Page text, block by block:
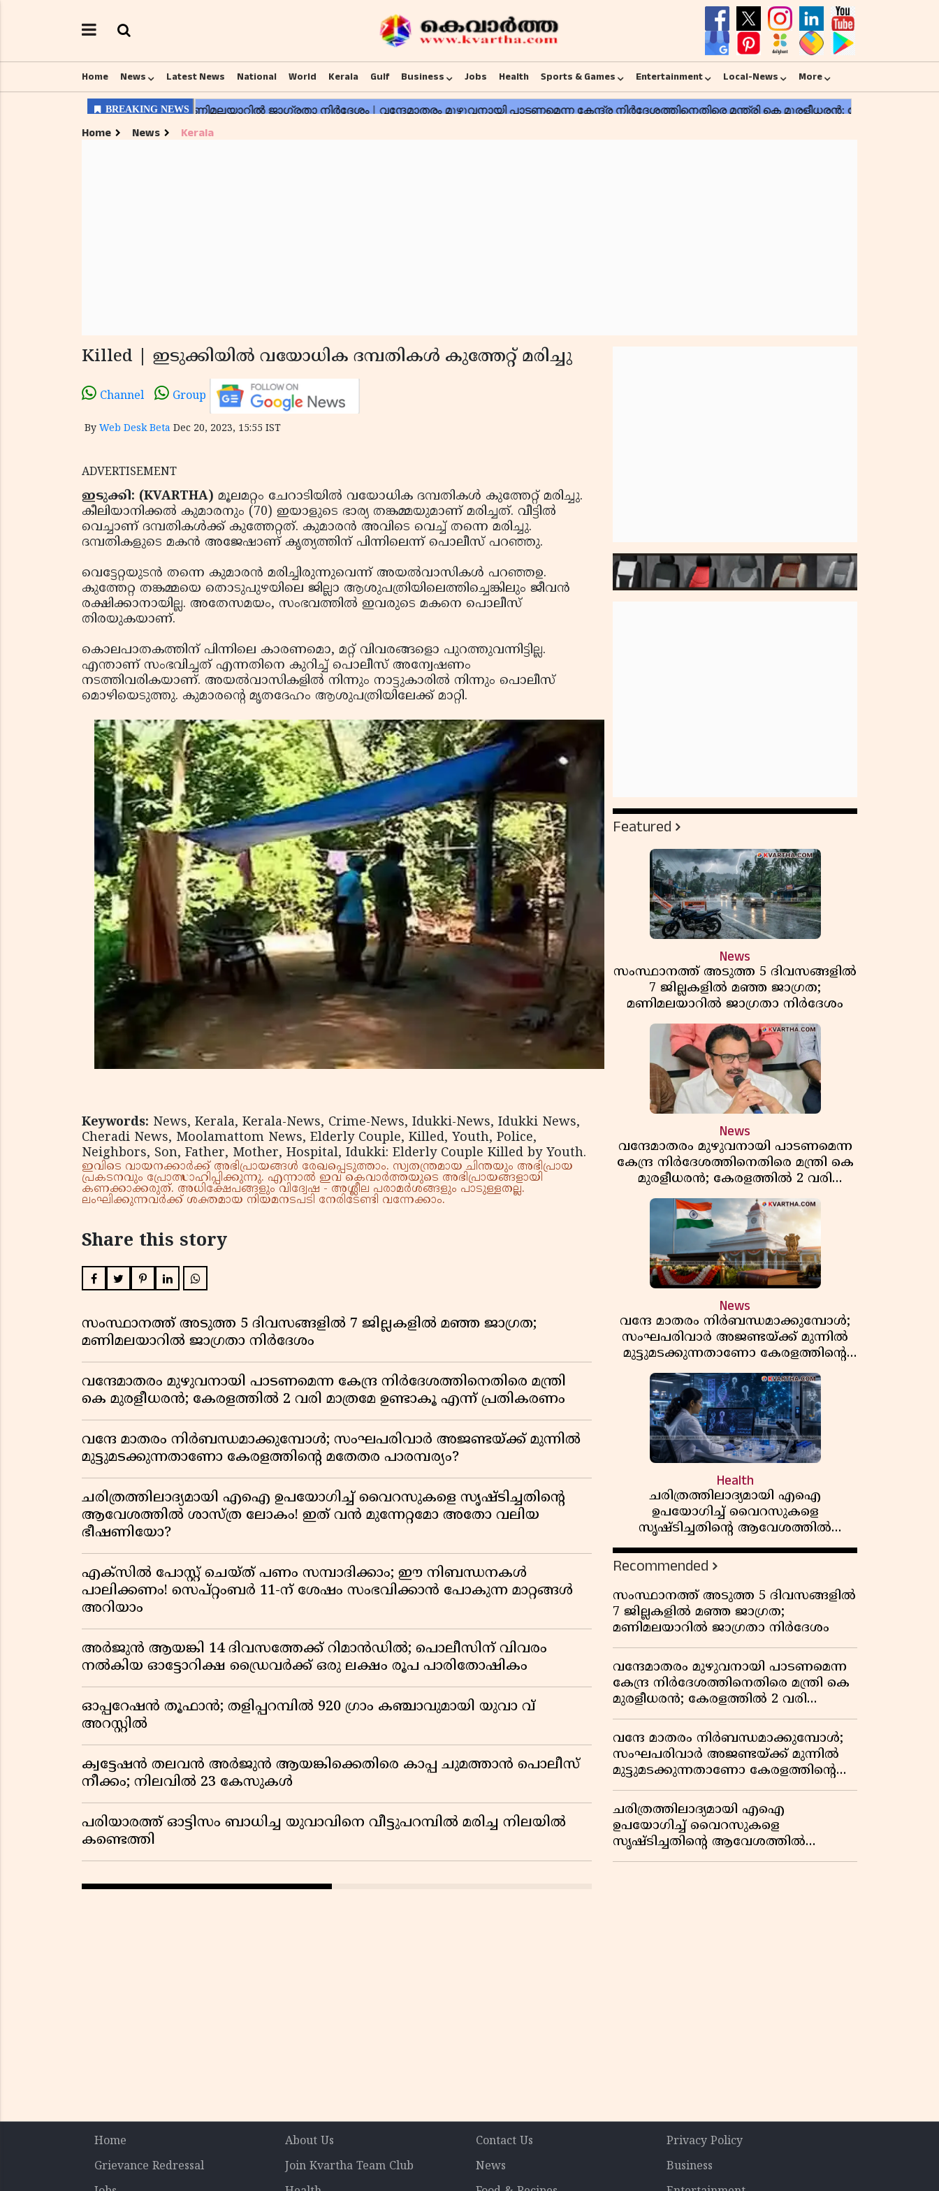
Home News Latest News National World Kerala Gulf Business Jobs Health Sports & Games Entertainment Local-News More
Home News Kerala
Killed | ഇടുക്കിയില്‍ വയോധിക ദമ്പതികള്‍ കുത്തേറ്റ് മരിച്ചു
Channel Group
By Web Desk Beta Dec 20, 2023, 15:55 IST
ADVERTISEMENT
ഇടുക്കി: (KVARTHA) മൂലമറ്റം ചേറാടിയില്‍ വയോധിക ദമ്പതികള്‍ കുത്തേറ്റ് മരിച്ചു.
കീലിയാനിക്കല്‍ കുമാരനും (70) ഇയാളുടെ ഭാര്യ തങ്കമ്മയുമാണ് മരിച്ചത്. വീട്ടില്‍
വെച്ചാണ് ദമ്പതികള്‍ക്ക് കുത്തേറ്റത്. കുമാരന്‍ അവിടെ വെച്ച് തന്നെ മരിച്ചു.
ദമ്പതികളുടെ മകന്‍ അജേഷാണ് കൃത്യത്തിന് പിന്നിലെന്ന് പൊലീസ് പറഞ്ഞു.
വെട്ടേറ്റയുടന്‍ തന്നെ കുമാരന്‍ മരിച്ചിരുന്നുവെന്ന് അയല്‍വാസികള്‍ പറഞ്ഞഉ.
കുത്തേറ്റ തങ്കമ്മയെ തൊടുപുഴയിലെ ജില്ലാ ആശുപത്രിയിലെത്തിച്ചെങ്കിലും ജീവന്‍
രക്ഷിക്കാനായില്ല. അതേസമയം, സംഭവത്തില്‍ ഇവരുടെ മകനെ പൊലീസ്
തിരയുകയാണ്.
കൊലപാതകത്തിന് പിന്നിലെ കാരണമൊ, മറ്റ് വിവരങ്ങളൊ പുറത്തുവന്നിട്ടില്ല.
എന്താണ് സംഭവിച്ചത് എന്നതിനെ കുറിച്ച് പൊലീസ് അന്വേഷണം
നടത്തിവരികയാണ്. അയല്‍വാസികളില്‍ നിന്നും നാട്ടുകാരില്‍ നിന്നും പൊലീസ്
മൊഴിയെടുത്തു. കുമാരന്റെ മൃതദേഹം ആശുപത്രിയിലേക്ക് മാറ്റി.
Keywords: News, Kerala, Kerala-News, Crime-News, Idukki-News, Idukki News,
Cheradi News, Moolamattom News, Elderly Couple, Killed, Youth, Police,
Neighbors, Son, Father, Mother, Hospital, Idukki: Elderly Couple Killed by Youth.
ഇവിടെ വായനക്കാർക്ക് അഭിപ്രായങ്ങൾ രേഖപ്പെടുത്താം. സ്വതന്ത്രമായ ചിന്തയും അഭിപ്രായ
പ്രകടനവും പ്രോത്സാഹിപ്പിക്കുന്നു. എന്നാൽ ഇവ കെവാർത്തയുടെ അഭിപ്രായങ്ങളായി
കണക്കാക്കരുത്. അധിക്ഷേപങ്ങളും വിദ്വേഷ - അശ്ലീല പരാമർശങ്ങളും പാടുള്ളതല്ല.
ലംഘിക്കുന്നവർക്ക് ശക്തമായ നിയമനടപടി നേരിടേണ്ടി വന്നേക്കാം.
Share this story
സംസ്ഥാനത്ത് അടുത്ത 5 ദിവസങ്ങളിൽ 7 ജില്ലകളിൽ മഞ്ഞ ജാഗ്രത;
മണിമലയാറിൽ ജാഗ്രതാ നിർദേശം
വന്ദേമാതരം മുഴുവനായി പാടണമെന്ന കേന്ദ്ര നിർദേശത്തിനെതിരെ മന്ത്രി
കെ മുരളീധരൻ; കേരളത്തിൽ 2 വരി മാത്രമേ ഉണ്ടാകൂ എന്ന് പ്രതികരണം
വന്ദേ മാതരം നിർബന്ധമാക്കുമ്പോൾ; സംഘപരിവാർ അജണ്ടയ്ക്ക് മുന്നിൽ
മുട്ടുമടക്കുന്നതാണോ കേരളത്തിന്റെ മതേതര പാരമ്പര്യം?
ചരിത്രത്തിലാദ്യമായി എഐ ഉപയോഗിച്ച് വൈറസുകളെ സൃഷ്ടിച്ചതിന്റെ
ആവേശത്തിൽ ശാസ്ത്ര ലോകം! ഇത് വൻ മുന്നേറ്റമോ അതോ വലിയ
ഭീഷണിയോ?
എക്സിൽ പോസ്റ്റ് ചെയ്ത് പണം സമ്പാദിക്കാം; ഈ നിബന്ധനകൾ
പാലിക്കണം! സെപ്റ്റംബർ 11-ന് ശേഷം സംഭവിക്കാൻ പോകുന്ന മാറ്റങ്ങൾ
അറിയാം
അർജുൻ ആയങ്കി 14 ദിവസത്തേക്ക് റിമാൻഡിൽ; പൊലീസിന് വിവരം
നൽകിയ ഓട്ടോറിക്ഷ ഡ്രൈവർക്ക് ഒരു ലക്ഷം രൂപ പാരിതോഷികം
ഓപ്പറേഷൻ തൂഫാൻ; തളിപ്പറമ്പിൽ 920 ഗ്രാം കഞ്ചാവുമായി യുവാ വ്
അറസ്റ്റിൽ
ക്വട്ടേഷൻ തലവൻ അർജുൻ ആയങ്കിക്കെതിരെ കാപ്പ ചുമത്താൻ പൊലീസ്
നീക്കം; നിലവിൽ 23 കേസുകൾ
പരിയാരത്ത് ഓട്ടിസം ബാധിച്ച യുവാവിനെ വീട്ടുപറമ്പിൽ മരിച്ച നിലയിൽ
കണ്ടെത്തി
Featured
News
സംസ്ഥാനത്ത് അടുത്ത 5 ദിവസങ്ങളിൽ
7 ജില്ലകളിൽ മഞ്ഞ ജാഗ്രത;
മണിമലയാറിൽ ജാഗ്രതാ നിർദേശം
News
വന്ദേമാതരം മുഴുവനായി പാടണമെന്ന
കേന്ദ്ര നിർദേശത്തിനെതിരെ മന്ത്രി കെ
മുരളീധരൻ; കേരളത്തിൽ 2 വരി
മാത്രമേ ഉണ്ടാകൂ എന്ന് പ്രതികരണം
News
വന്ദേ മാതരം നിർബന്ധമാക്കുമ്പോൾ;
സംഘപരിവാർ അജണ്ടയ്ക്ക് മുന്നിൽ
മുട്ടുമടക്കുന്നതാണോ കേരളത്തിന്റെ
മതേതര പാരമ്പര്യം?
Health
ചരിത്രത്തിലാദ്യമായി എഐ
ഉപയോഗിച്ച് വൈറസുകളെ
സൃഷ്ടിച്ചതിന്റെ ആവേശത്തിൽ
ശാസ്ത്ര ലോകം! ഇത് വൻ മുന്നേറ്റമോ
അതോ വലിയ ഭീഷണിയോ?
Recommended
സംസ്ഥാനത്ത് അടുത്ത 5 ദിവസങ്ങളിൽ
7 ജില്ലകളിൽ മഞ്ഞ ജാഗ്രത;
മണിമലയാറിൽ ജാഗ്രതാ നിർദേശം
വന്ദേമാതരം മുഴുവനായി പാടണമെന്ന
കേന്ദ്ര നിർദേശത്തിനെതിരെ മന്ത്രി കെ
മുരളീധരൻ; കേരളത്തിൽ 2 വരി
മാത്രമേ ഉണ്ടാകൂ എന്ന് പ്രതികരണം
വന്ദേ മാതരം നിർബന്ധമാക്കുമ്പോൾ;
സംഘപരിവാർ അജണ്ടയ്ക്ക് മുന്നിൽ
മുട്ടുമടക്കുന്നതാണോ കേരളത്തിന്റെ
മതേതര പാരമ്പര്യം?
ചരിത്രത്തിലാദ്യമായി എഐ
ഉപയോഗിച്ച് വൈറസുകളെ
സൃഷ്ടിച്ചതിന്റെ ആവേശത്തിൽ
ശാസ്ത്ര ലോകം! ഇത് വൻ മുന്നേറ്റമോ
Home About Us Contact Us
Privacy Policy
Grievance Redressal
Join Kvartha Team Club News
Business